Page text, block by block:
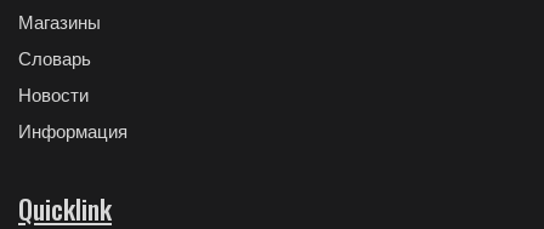
Магазины
Словарь
Новости
Информация
Quicklink